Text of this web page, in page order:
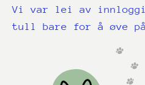
Vi var lei av
tull bare for å øve